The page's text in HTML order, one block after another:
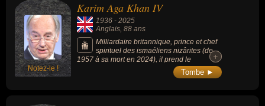
Notez-le !
Karim Aga Khan IV
1936 - 2025
Anglais, 88 ans
Milliardaire britannique, prince et chef
spirituel des ismaéliens nizârites (de
1957 à sa mort en 2024), il prend le
commandement spirituel de 10 millions de
musulmans dispersés dans 25 pays à travers
+
+
Tombe ►